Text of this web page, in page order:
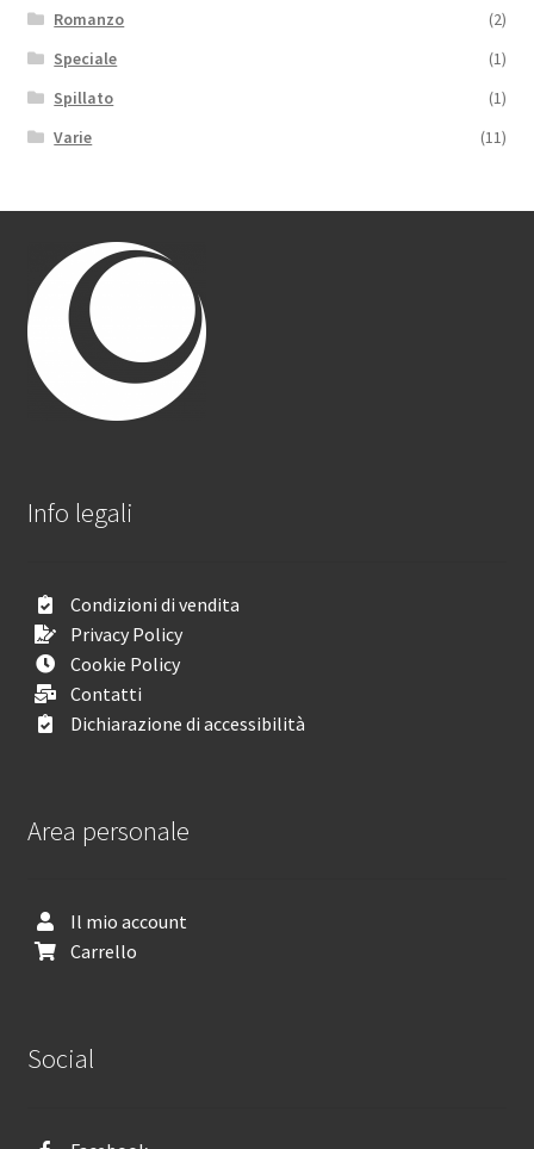
Romanzo
(2)
Speciale
(1)
Spillato
(1)
Varie
(11)
Info legali
Condizioni di vendita
Privacy Policy
Cookie Policy
Contatti
Dichiarazione di accessibilità
Area personale
Il mio account
Carrello
Social